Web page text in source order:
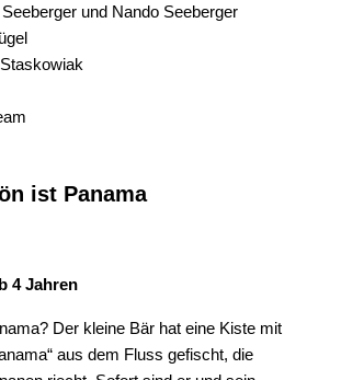
und Nando Seeberger
ist Panama
4 Jahren
Der kleine Bär hat eine Kiste mit
aus dem Fluss gefischt, die